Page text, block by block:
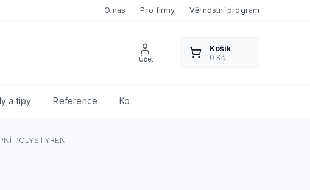
O nás Pro firmy Věrnostní program
a tipy Reference Kontakty
POLYSTYREN